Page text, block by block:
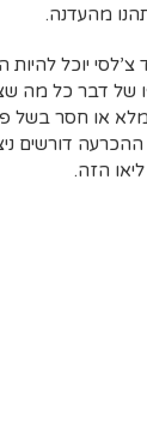
מהעדנה.
יוכל להיות
של דבר כל מה
או חסר בשל
דורשים
הזה.